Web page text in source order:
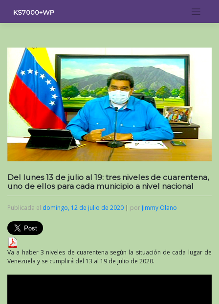
contenido
KS7000+WP
Del lunes 13 de julio al 19: tres niveles de cuarentena,
uno de ellos para cada municipio a nivel nacional
Publicada el domingo, 12 de julio de 2020 | por Jimmy Olano
Va a haber 3 niveles de cuarentena según la situación de cada lugar de
Venezuela y se cumplirá del 13 al 19 de julio de 2020.